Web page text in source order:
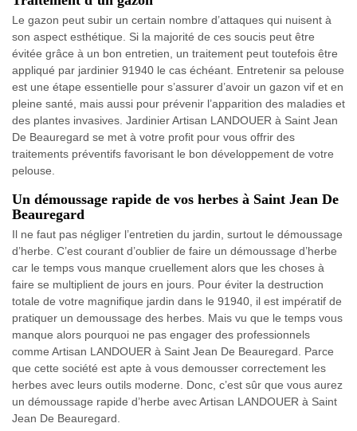
Le gazon peut subir un certain nombre d’attaques qui nuisent à
son aspect esthétique. Si la majorité de ces soucis peut être
évitée grâce à un bon entretien, un traitement peut toutefois être
appliqué par jardinier 91940 le cas échéant. Entretenir sa pelouse
est une étape essentielle pour s’assurer d’avoir un gazon vif et en
pleine santé, mais aussi pour prévenir l’apparition des maladies et
des plantes invasives. Jardinier Artisan LANDOUER à Saint Jean
De Beauregard se met à votre profit pour vous offrir des
traitements préventifs favorisant le bon développement de votre
pelouse.
Un démoussage rapide de vos herbes à Saint Jean De
Beauregard
Il ne faut pas négliger l’entretien du jardin, surtout le démoussage
d’herbe. C’est courant d’oublier de faire un démoussage d’herbe
car le temps vous manque cruellement alors que les choses à
faire se multiplient de jours en jours. Pour éviter la destruction
totale de votre magnifique jardin dans le 91940, il est impératif de
pratiquer un demoussage des herbes. Mais vu que le temps vous
manque alors pourquoi ne pas engager des professionnels
comme Artisan LANDOUER à Saint Jean De Beauregard. Parce
que cette société est apte à vous demousser correctement les
herbes avec leurs outils moderne. Donc, c’est sûr que vous aurez
un démoussage rapide d’herbe avec Artisan LANDOUER à Saint
Jean De Beauregard.